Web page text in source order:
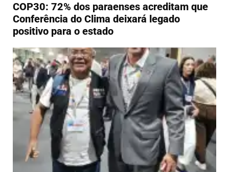
COP30: 72% dos paraenses acreditam que
Conferência do Clima deixará legado
positivo para o estado